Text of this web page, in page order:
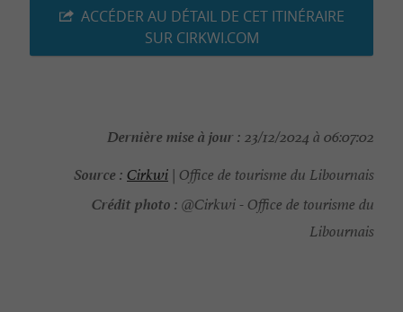
ACCÉDER AU DÉTAIL DE CET ITINÉRAIRE
SUR CIRKWI.COM
Dernière mise à jour : 23/12/2024 à 06:07:02
Source : Cirkwi | Office de tourisme du Libournais
Crédit photo : @Cirkwi - Office de tourisme du
Libournais